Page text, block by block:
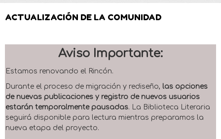
ACTUALIZACIÓN DE LA COMUNIDAD
Aviso Importante:
Estamos renovando el Rincón.
Durante el proceso de migración y rediseño, las opciones
de nuevas publicaciones y registro de nuevos usuarios
estarán temporalmente pausadas. La Biblioteca Literaria
seguirá disponible para lectura mientras preparamos la
nueva etapa del proyecto.